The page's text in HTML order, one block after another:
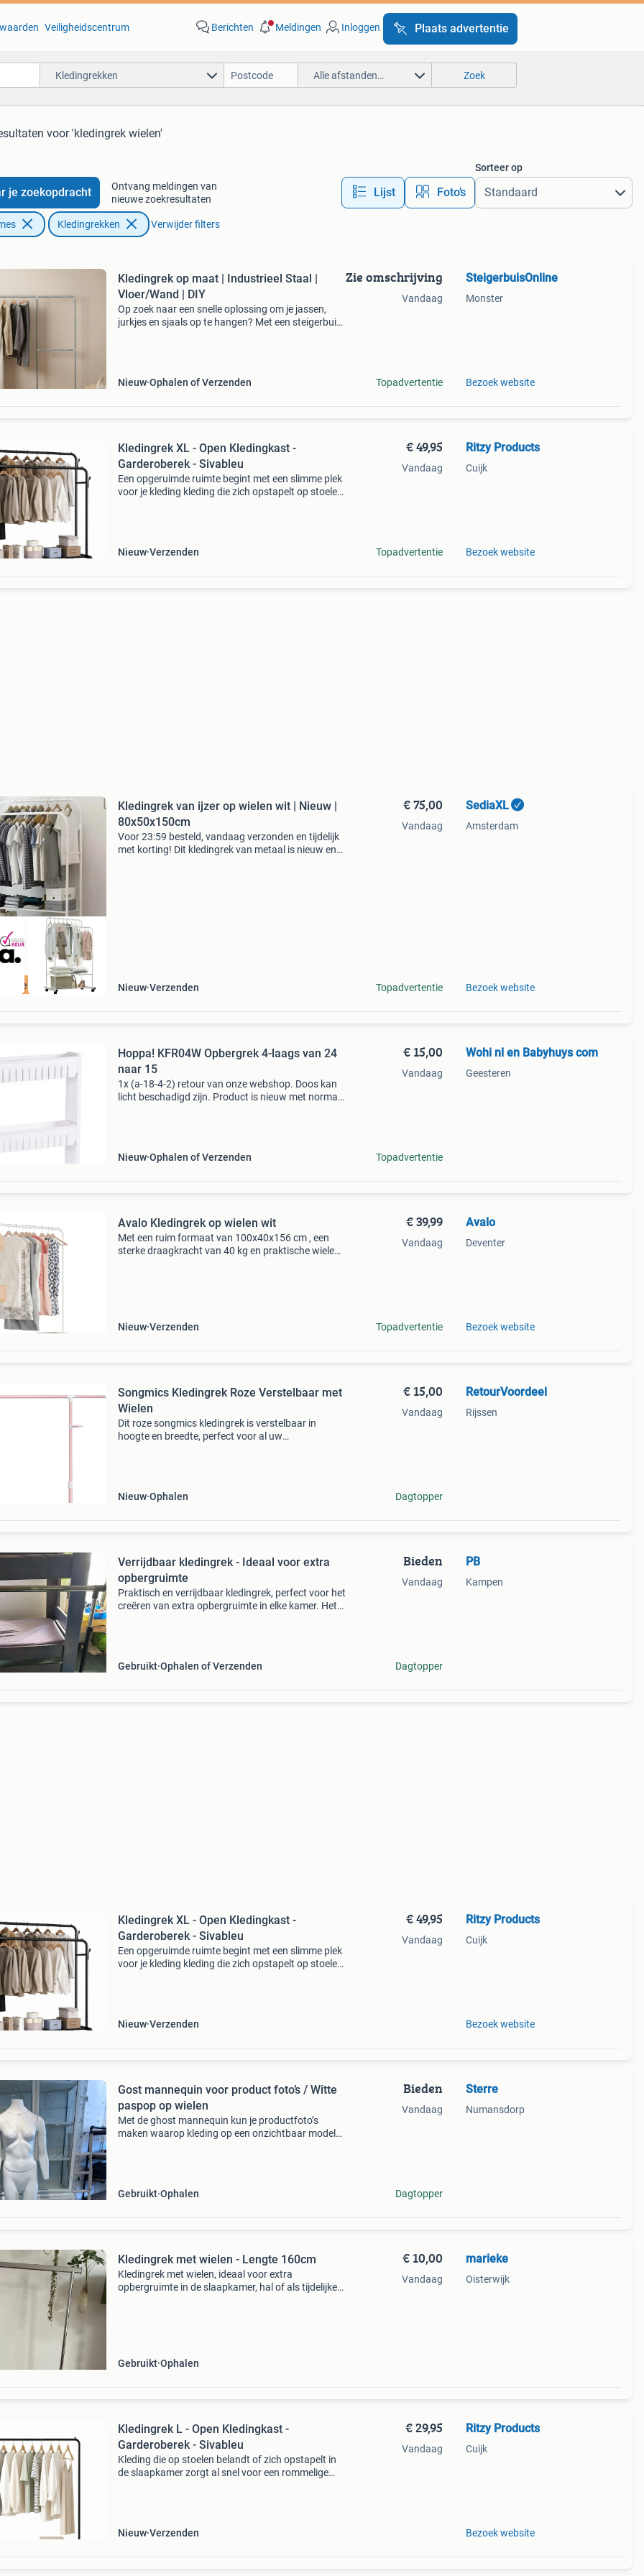
Veiligheidscentrum Berichten Meldingen Inloggen Plaats advertentie
Kledingrekken Alle afstanden… Zoek
voor 'kledingrek wielen'
je zoekopdracht
Ontvang meldingen van
nieuwe zoekresultaten
Lijst Foto’s
Sorteer op
Kledingrekken Verwijder filters
Kledingrek op maat | Industrieel Staal |
Vloer/Wand | DIY
Op zoek naar een snelle oplossing om je jassen,
jurkjes en sjaals op te hangen? Met een steigerbuis
Nieuw Ophalen of Verzenden
Zie omschrijving
Vandaag
Topadvertentie
SteigerbuisOnline
Monster
Bezoek website
Kledingrek XL - Open Kledingkast -
Garderoberek - Sivableu
Een opgeruimde ruimte begint met een slimme plek
voor je kleding kleding die zich opstapelt op stoelen,
Nieuw Verzenden
€ 49,95
Vandaag
Topadvertentie
Ritzy Products
Cuijk
Bezoek website
met 9+
Kledingrek van ijzer op wielen wit | Nieuw |
80x50x150cm
Voor 23:59 besteld, vandaag verzonden en tijdelijk
met korting! Dit kledingrek van metaal is nieuw en
Nieuw Verzenden
€ 75,00
Vandaag
Topadvertentie
SediaXL
Amsterdam
Bezoek website
Hoppa! KFR04W Opbergrek 4-laags van 24
naar 15
1x (a-18-4-2) retour van onze webshop. Doos kan
licht beschadigd zijn. Product is nieuw met normale
Nieuw Ophalen of Verzenden
€ 15,00
Vandaag
Topadvertentie
Wohi nl en Babyhuys com
Geesteren
Avalo Kledingrek op wielen wit
Met een ruim formaat van 100x40x156 cm , een
sterke draagkracht van 40 kg en praktische wielen
Nieuw Verzenden
€ 39,99
Vandaag
Topadvertentie
Avalo
Deventer
Bezoek website
Songmics Kledingrek Roze Verstelbaar met
Wielen
Dit roze songmics kledingrek is verstelbaar in
hoogte en breedte, perfect voor al uw
Nieuw Ophalen
€ 15,00
Vandaag
Dagtopper
RetourVoordeel
Rijssen
Verrijdbaar kledingrek - Ideaal voor extra
opbergruimte
Praktisch en verrijdbaar kledingrek, perfect voor het
creëren van extra opbergruimte in elke kamer. Het
Gebruikt Ophalen of Verzenden
Bieden
Vandaag
Dagtopper
PB
Kampen
Kledingrek XL - Open Kledingkast -
Garderoberek - Sivableu
Een opgeruimde ruimte begint met een slimme plek
voor je kleding kleding die zich opstapelt op stoelen,
Nieuw Verzenden
€ 49,95
Vandaag
Ritzy Products
Cuijk
Bezoek website
Gost mannequin voor product foto’s / Witte
paspop op wielen
Met de ghost mannequin kun je productfoto’s
maken waarop kleding op een onzichtbaar model
Gebruikt Ophalen
Bieden
Vandaag
Dagtopper
Sterre
Numansdorp
Kledingrek met wielen - Lengte 160cm
Kledingrek met wielen, ideaal voor extra
opbergruimte in de slaapkamer, hal of als tijdelijke
Gebruikt Ophalen
€ 10,00
Vandaag
marieke
Oisterwijk
Kledingrek L - Open Kledingkast -
Garderoberek - Sivableu
Kleding die op stoelen belandt of zich opstapelt in
de slaapkamer zorgt al snel voor een rommelige
Nieuw Verzenden
€ 29,95
Vandaag
Ritzy Products
Cuijk
Bezoek website